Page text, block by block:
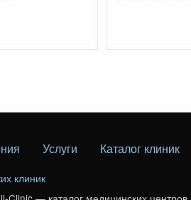
Услуги Каталог клиник
клиник